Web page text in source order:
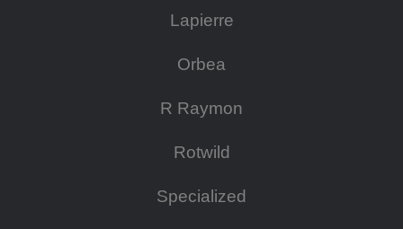
Lapierre
Orbea
R Raymon
Rotwild
Specialized